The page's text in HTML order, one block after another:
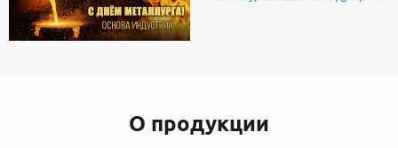
О продукции